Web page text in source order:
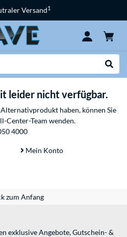
Versand1
leider nicht verfügbar.
haben, können Sie
Center-Team wenden.
4000
Mein Konto
zum Anfang
exklusive Angebote, Gutschein- &